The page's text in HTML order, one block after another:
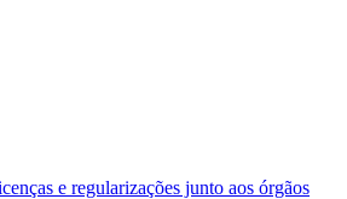
e regularizações junto aos órgãos